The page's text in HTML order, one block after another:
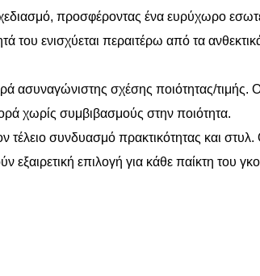
προσφέροντας ένα ευρύχωρο
του ενισχύεται περαιτέρω από τα
σχέσης ποιότητας/τιμής.
χωρίς συμβιβασμούς στην ποιότητα.
τέλειο συνδυασμό πρακτικότητας και
επιλογή για κάθε παίκτη του